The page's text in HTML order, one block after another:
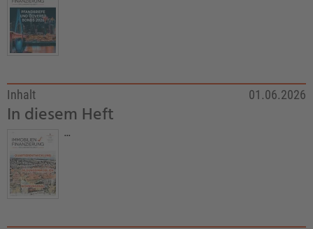
Inhalt 01.06.2026
In diesem Heft
...